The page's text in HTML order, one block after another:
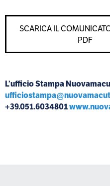
SCARICA IL
PDF
L’ufficio Stampa
+39.051.6034801